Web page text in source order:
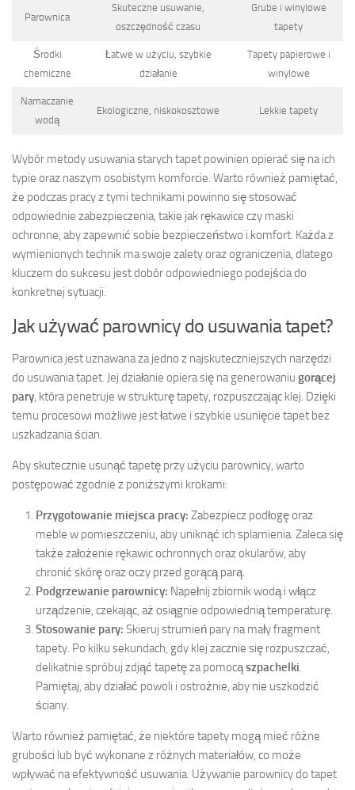
Parownica
Skuteczne usuwanie,
oszczędność czasu
Grube i winylowe
tapety
Środki
chemiczne
Łatwe w użyciu, szybkie
działanie
Tapety papierowe i
winylowe
Namaczanie
wodą
Ekologiczne, niskokosztowe Lekkie tapety
Wybór metody usuwania starych tapet powinien opierać się na ich
typie oraz naszym osobistym komforcie. Warto również pamiętać,
że podczas pracy z tymi technikami powinno się stosować
odpowiednie zabezpieczenia, takie jak rękawice czy maski
ochronne, aby zapewnić sobie bezpieczeństwo i komfort. Każda z
wymienionych technik ma swoje zalety oraz ograniczenia, dlatego
kluczem do sukcesu jest dobór odpowiedniego podejścia do
konkretnej sytuacji.
Jak używać parownicy do usuwania tapet?
Parownica jest uznawana za jedno z najskuteczniejszych narzędzi
do usuwania tapet. Jej działanie opiera się na generowaniu gorącej
pary, która penetruje w strukturę tapety, rozpuszczając klej. Dzięki
temu procesowi możliwe jest łatwe i szybkie usunięcie tapet bez
uszkadzania ścian.
Aby skutecznie usunąć tapetę przy użyciu parownicy, warto
postępować zgodnie z poniższymi krokami:
Przygotowanie miejsca pracy: Zabezpiecz podłogę oraz
meble w pomieszczeniu, aby uniknąć ich splamienia. Zaleca się
także założenie rękawic ochronnych oraz okularów, aby
chronić skórę oraz oczy przed gorącą parą.
Podgrzewanie parownicy: Napełnij zbiornik wodą i włącz
urządzenie, czekając, aż osiągnie odpowiednią temperaturę.
Stosowanie pary: Skieruj strumień pary na mały fragment
tapety. Po kilku sekundach, gdy klej zacznie się rozpuszczać,
delikatnie spróbuj zdjąć tapetę za pomocąszpachelki.
Pamiętaj, aby działać powoli i ostrożnie, aby nie uszkodzić
ściany.
Warto również pamiętać, że niektóre tapety mogą mieć różne
grubości lub być wykonane z różnych materiałów, co może
wpływać na efektywność usuwania. Używanie parownicy do tapet